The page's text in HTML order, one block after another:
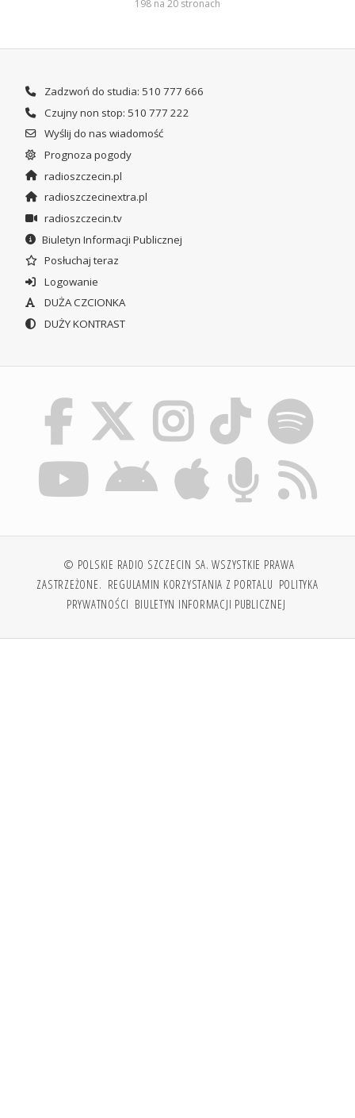
198 na 20 stronach
Zadzwoń do studia: 510 777 666
Czujny non stop: 510 777 222
Wyślij do nas wiadomość
Prognoza pogody
radioszczecin.pl
radioszczecinextra.pl
radioszczecin.tv
Biuletyn Informacji Publicznej
Posłuchaj teraz
Logowanie
DUŻA CZCIONKA
DUŻY KONTRAST
© POLSKIE RADIO SZCZECIN SA. WSZYSTKIE PRAWA
ZASTRZEŻONE. REGULAMIN KORZYSTANIA Z PORTALU POLITYKA
PRYWATNOŚCI BIULETYN INFORMACJI PUBLICZNEJ